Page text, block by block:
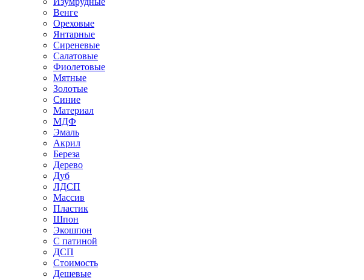
Венге
Ореховые
Янтарные
Сиреневые
Салатовые
Фиолетовые
Мятные
Золотые
Синие
Материал
МДФ
Эмаль
Акрил
Береза
Дерево
Дуб
ЛДСП
Массив
Пластик
Шпон
Экошпон
С патиной
ДСП
Стоимость
Дешевые